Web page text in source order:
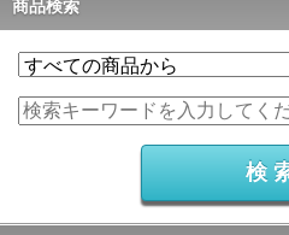
商品検索